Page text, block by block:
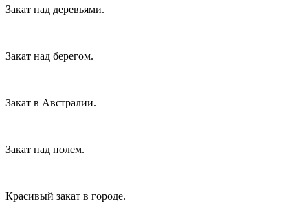
Закат над деревьями.
Закат над берегом.
Закат в Австралии.
Закат над полем.
Красивый закат в городе.